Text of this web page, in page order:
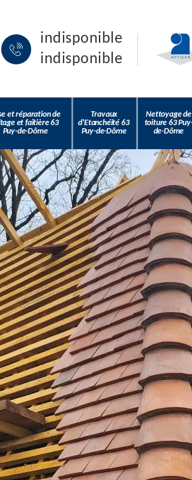
indisponible
indisponible
et réparation de
et faîtière 63
Puy-de-Dôme
Travaux
d'Etanchéité 63
Puy-de-Dôme
Nettoyage de
toiture 63
de-Dôme